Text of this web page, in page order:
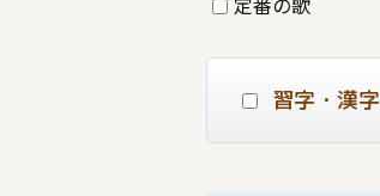
習字・漢字